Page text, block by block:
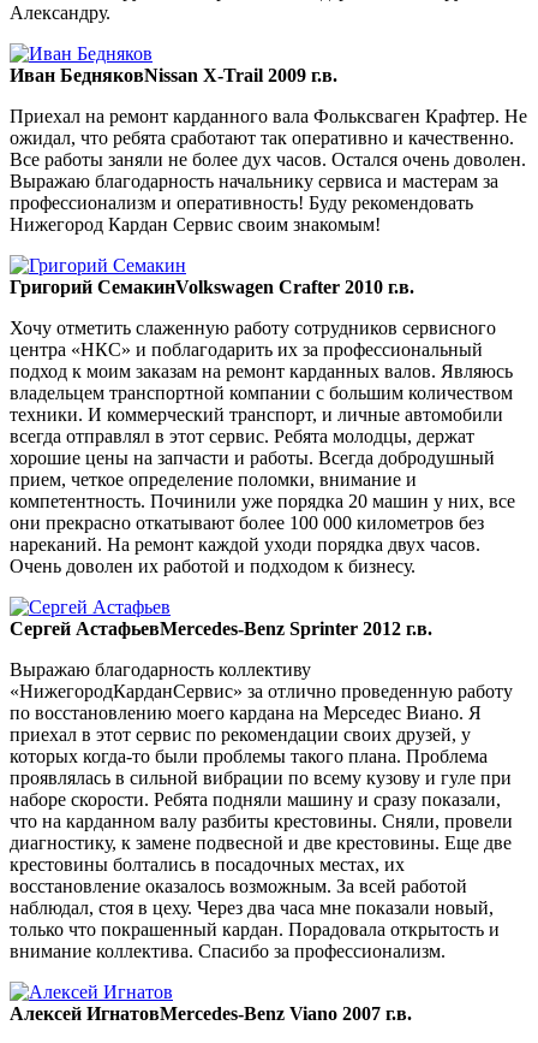
Александру.
Иван БедняковNissan X-Trail 2009 г.в.
Приехал на ремонт карданного вала Фольксваген Крафтер. Не
ожидал, что ребята сработают так оперативно и качественно.
Все работы заняли не более дух часов. Остался очень доволен.
Выражаю благодарность начальнику сервиса и мастерам за
профессионализм и оперативность! Буду рекомендовать
Нижегород Кардан Сервис своим знакомым!
Григорий СемакинVolkswagen Crafter 2010 г.в.
Хочу отметить слаженную работу сотрудников сервисного
центра «НКС» и поблагодарить их за профессиональный
подход к моим заказам на ремонт карданных валов. Являюсь
владельцем транспортной компании с большим количеством
техники. И коммерческий транспорт, и личные автомобили
всегда отправлял в этот сервис. Ребята молодцы, держат
хорошие цены на запчасти и работы. Всегда добродушный
прием, четкое определение поломки, внимание и
компетентность. Починили уже порядка 20 машин у них, все
они прекрасно откатывают более 100 000 километров без
нареканий. На ремонт каждой уходи порядка двух часов.
Очень доволен их работой и подходом к бизнесу.
Сергей АстафьевMercedes-Benz Sprinter 2012 г.в.
Выражаю благодарность коллективу
«НижегородКарданСервис» за отлично проведенную работу
по восстановлению моего кардана на Мерседес Виано. Я
приехал в этот сервис по рекомендации своих друзей, у
которых когда-то были проблемы такого плана. Проблема
проявлялась в сильной вибрации по всему кузову и гуле при
наборе скорости. Ребята подняли машину и сразу показали,
что на карданном валу разбиты крестовины. Сняли, провели
диагностику, к замене подвесной и две крестовины. Еще две
крестовины болтались в посадочных местах, их
восстановление оказалось возможным. За всей работой
наблюдал, стоя в цеху. Через два часа мне показали новый,
только что покрашенный кардан. Порадовала открытость и
внимание коллектива. Спасибо за профессионализм.
Алексей ИгнатовMercedes-Benz Viano 2007 г.в.